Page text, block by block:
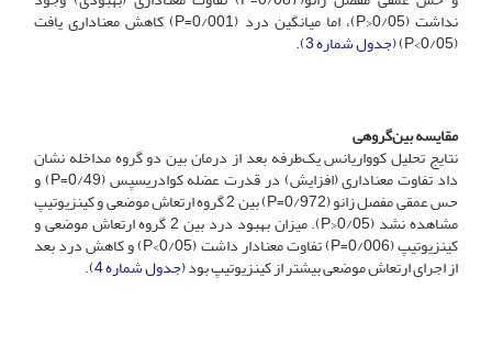
نداشت (P>0/05)، اما میانگین درد (P=0/001) کاهش معناداری یافت
(P<0/05) ( جدول شماره 3 ).
مقایسه بین‌گروهی
نتایج تحلیل کوواریانس یک‌طرفه بعد از درمان بین دو گروه مداخله نشان
داد تفاوت معناداری (افزایش) در قدرت عضله کوادریسپس (P=0/49) و
حس عمقی مفصل زانو (P=0/972) بین 2 گروه ارتعاش موضعی و کینزیوتیپ
مشاهده نشد (P>0/05). میزان بهبود درد بین 2 گروه ارتعاش موضعی و
کینزیوتیپ (P=0/006) تفاوت معنادار داشت (P<0/05) و کاهش درد بعد
از اجرای ارتعاش موضعی بیشتر از کینزیوتیپ بود (جدول شماره 4 ).